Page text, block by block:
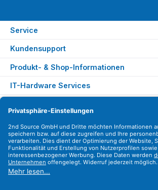
Service
Kundensupport
Produkt- & Shop-Informationen
IT-Hardware Services
Versandarten
Zahlungsarten
Sicher Einkaufen
Find us on